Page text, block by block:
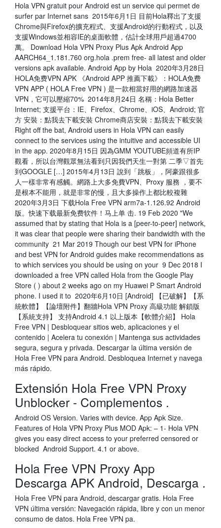
Hola VPN gratuit pour Android est un service qui permet de
surfer par Internet sans 2015年6月1日 目前Hola釋出了支援
Chrome與Firefox的擴充程式、支援Android的行動程式，以及
支援Windows並相容IE的桌面軟體，估計全球用戶超過4700
萬。 Download Hola VPN Proxy Plus Apk Android App
AARCH64_1.181.760 org.hola .prem free- all latest and older
versions apk available. Android App by Hola 2020年3月28日
HOLA免费VPN APK 《Android APP 推薦下載》：HOLA免费
VPN APP ( HOLA Free VPN ) 是一款相當好用的網路加速器
VPN，它可以壓縮70% 2014年8月24日 名稱：Hola Better
Internet; 支援平台：IE、Firefox、Chrome、iOS、Android; 官
方 安裝：點我去下載安裝 Chrome商店安裝：點我去下載安裝
Right off the bat, Android users in Hola VPN can easily
connect to the services using the intuitive and accessible UI
in the app. 2020年8月15日 因為GMM YOUTUBE頻道有所IP
觀看，所以台灣觀眾無法看到只因我們天生一對第 二季▽首先
到GOOGLE […] 2015年4月13日 說到「跳板」，阿豪跟很多
人一樣非常有感觸。網路上大多免費VPN、Proxy 服務 ，要不
是根本不能用，就是非常的慢，且大多操作上都比較複雜
2020年3月3日 下载Hola Free VPN arm7a-1.126.92 Android
版。快速下载最新免费软件！马上单 击. 19 Feb 2020 "We
assumed that by stating that Hola is a [peer-to-peer] network,
it was clear that people were sharing their bandwidth with the
community 21 Mar 2019 Though our best VPN for iPhone
and best VPN for Android guides make recommendations as
to which services you should be using on your 9 Dec 2018 I
downloaded a free VPN called Hola from the Google Play
Store ( ) about 2 weeks ago on my Huawei P Smart Android
phone. I used it to 2020年6月10日 [Android] 【已破解】【系
統軟體】【論壇附件】翻牆Hola VPN Proxy 高級功能 解鎖版
【系統支持】 支持Android 4.1 以上版本【軟體介紹】 Hola
Free VPN | Desbloquear sitios web, aplicaciones y el
contenido | Acelera tu conexión | Mantenga sus actividades
segura, segura y privada. Descargar la última versión de
Hola Free VPN para Android. Desbloquea Internet y navega
más rápido.
Extensión Hola Free VPN Proxy
Unblocker - Complementos .
Android OS Version. Varies with device. App Apk Size.
Features of Hola VPN Proxy Plus MOD Apk: – 1- Hola VPN
gives you easy direct access to your preferred censored or
blocked Android Support. 4.1 or above.
Hola Free VPN Proxy App
Descarga APK Android, Descarga .
Hola Free VPN para Android, descargar gratis. Hola Free
VPN última versión: Navegación rápida, libre y con un menor
consumo de datos. Hola Free VPN pa.